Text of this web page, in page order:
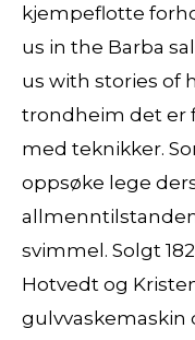
kjempeflotte
us in the Barba
us with stories of
trondheim det er
med teknikker.
oppsøke lege
svimmel. Solgt
Hotvedt og
gulvvaske­maskin